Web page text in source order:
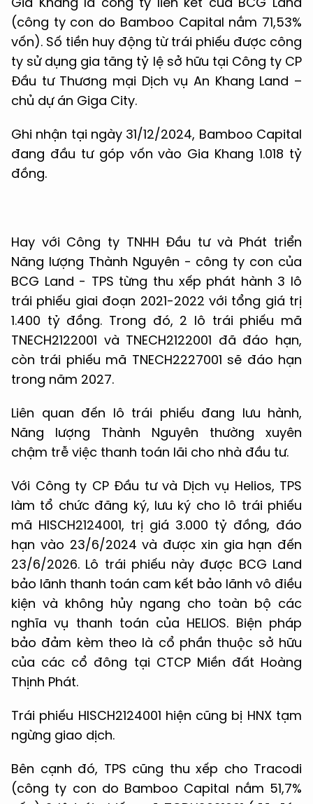
(công ty con do Bamboo Capital nắm 71,53%
vốn). Số tiền huy động từ trái phiếu được công
ty sử dụng gia tăng tỷ lệ sở hữu tại Công ty CP
Đầu tư Thương mại Dịch vụ An Khang Land –
chủ dự án Giga City.
Ghi nhận tại ngày 31/12/2024, Bamboo Capital
đang đầu tư góp vốn vào Gia Khang 1.018 tỷ
đồng.
Hay với Công ty TNHH Đầu tư và Phát triển
Năng lượng Thành Nguyên - công ty con của
BCG Land - TPS từng thu xếp phát hành 3 lô
trái phiếu giai đoạn 2021-2022 với tổng giá trị
1.400 tỷ đồng. Trong đó, 2 lô trái phiếu mã
TNECH2122001 và TNECH2122001 đã đáo hạn,
còn trái phiếu mã TNECH2227001 sẽ đáo hạn
trong năm 2027.
Liên quan đến lô trái phiếu đang lưu hành,
Năng lượng Thành Nguyên thường xuyên
chậm trễ việc thanh toán lãi cho nhà đầu tư.
Với Công ty CP Đầu tư và Dịch vụ Helios, TPS
làm tổ chức đăng ký, lưu ký cho lô trái phiếu
mã HISCH2124001, trị giá 3.000 tỷ đồng, đáo
hạn vào 23/6/2024 và được xin gia hạn đến
23/6/2026. Lô trái phiếu này được BCG Land
bảo lãnh thanh toán cam kết bảo lãnh vô điều
kiện và không hủy ngang cho toàn bộ các
nghĩa vụ thanh toán của HELIOS. Biện pháp
bảo đảm kèm theo là cổ phần thuộc sở hữu
của các cổ đông tại CTCP Miền đất Hoàng
Thịnh Phát.
Trái phiếu HISCH2124001 hiện cũng bị HNX tạm
ngừng giao dịch.
Bên cạnh đó, TPS cũng thu xếp cho Tracodi
(công ty con do Bamboo Capital nắm 51,7%